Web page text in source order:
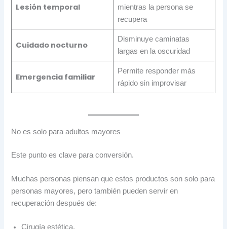
Lesión temporal
mientras la persona se
recupera
Cuidado nocturno
Disminuye caminatas
largas en la oscuridad
Emergencia familiar
Permite responder más
rápido sin improvisar
No es solo para adultos mayores
Este punto es clave para conversión.
Muchas personas piensan que estos productos son solo para
personas mayores, pero también pueden servir en
recuperación después de:
Cirugía estética.